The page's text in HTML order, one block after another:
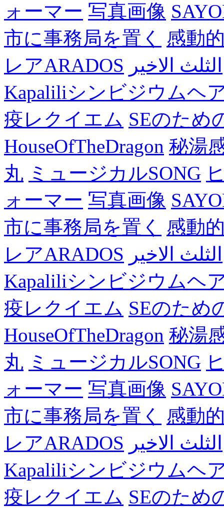
ォーマー 写真画像
市に事務局を置く
感動
レアARADOS الثلث الاخير
Kapaliliシンビジウムヘ
疫レクイエム SEのため
HouseOfTheDragon 秘湯
丸 ミュージカルSONG
ォーマー 写真画像
市に事務局を置く
感動
レアARADOS الثلث الاخير
Kapaliliシンビジウムヘ
疫レクイエム SEのため
HouseOfTheDragon 秘湯
丸 ミュージカルSONG
ォーマー 写真画像
市に事務局を置く
感動
レアARADOS الثلث الاخير
Kapaliliシンビジウムヘ
疫レクイエム SEのため